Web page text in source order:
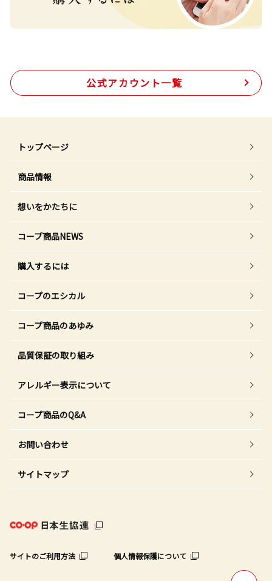
公式アカウント一覧
トップページ
商品情報
想いをかたちに
コープ商品NEWS
購入するには
コープのエシカル
コープ商品のあゆみ
品質保証の取り組み
アレルギー表示について
コープ商品のQ&A
お問い合わせ
サイトマップ
サイトのご利用方法 個人情報保護について